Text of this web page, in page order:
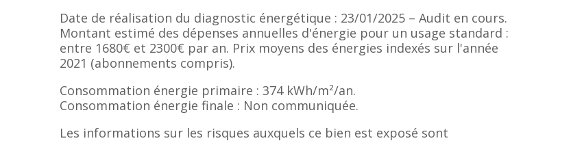
Date de réalisation du diagnostic énergétique : 23/01/2025 – Audit en cours.
Montant estimé des dépenses annuelles d'énergie pour un usage standard :
entre 1680€ et 2300€ par an. Prix moyens des énergies indexés sur l'année
2021 (abonnements compris).
Consommation énergie primaire : 374 kWh/m²/an.
Consommation énergie finale : Non communiquée.
Les informations sur les risques auxquels ce bien est exposé sont